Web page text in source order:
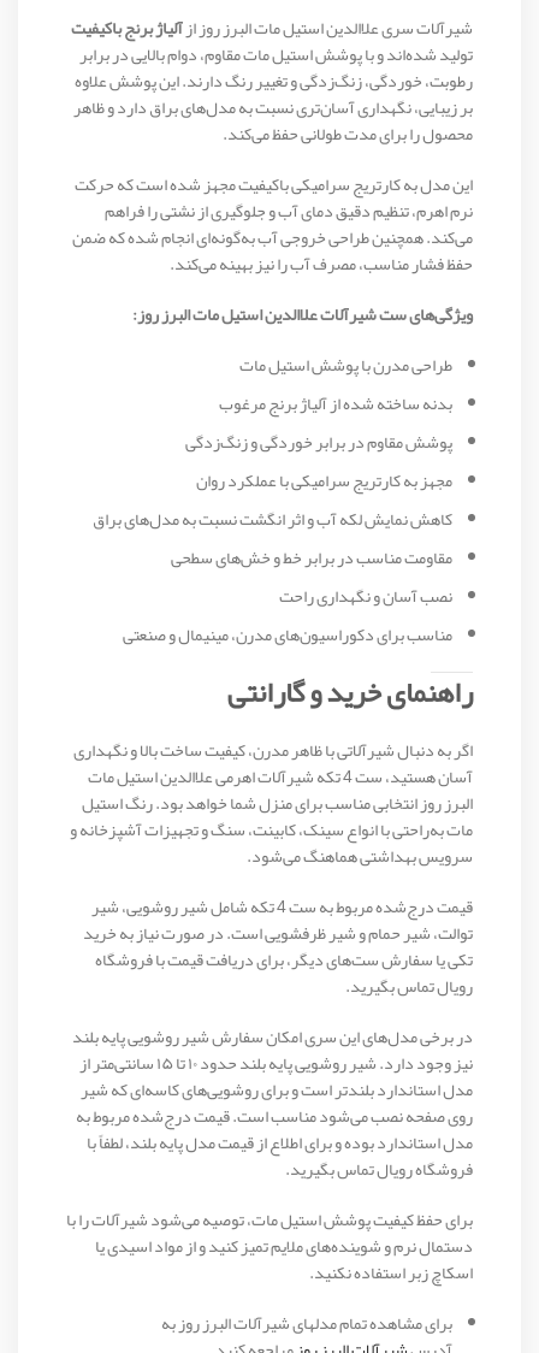
شیرآلات سری علاالدین استیل مات البرز روز ازآلیاژ برنج باکیفیت
تولید شده‌اند و با پوشش استیل مات مقاوم، دوام بالایی در برابر
رطوبت، خوردگی، زنگ‌زدگی و تغییر رنگ دارند. این پوشش علاوه
بر زیبایی، نگهداری آسان‌تری نسبت به مدل‌های براق دارد و ظاهر
محصول را برای مدت طولانی حفظ می‌کند.
این مدل به کارتریج سرامیکی باکیفیت مجهز شده است که حرکت
نرم اهرم، تنظیم دقیق دمای آب و جلوگیری از نشتی را فراهم
می‌کند. همچنین طراحی خروجی آب به‌گونه‌ای انجام شده که ضمن
حفظ فشار مناسب، مصرف آب را نیز بهینه می‌کند.
ویژگی‌های ست شیرآلات علاالدین استیل مات البرز روز:
طراحی مدرن با پوشش استیل مات
بدنه ساخته شده از آلیاژ برنج مرغوب
پوشش مقاوم در برابر خوردگی و زنگ‌زدگی
مجهز به کارتریج سرامیکی با عملکرد روان
کاهش نمایش لکه آب و اثر انگشت نسبت به مدل‌های براق
مقاومت مناسب در برابر خط و خش‌های سطحی
نصب آسان و نگهداری راحت
مناسب برای دکوراسیون‌های مدرن، مینیمال و صنعتی
راهنمای خرید و گارانتی
اگر به دنبال شیرآلاتی با ظاهر مدرن، کیفیت ساخت بالا و نگهداری
آسان هستید، ست 4 تکه شیرآلات اهرمی علاالدین استیل مات
البرز روز انتخابی مناسب برای منزل شما خواهد بود. رنگ استیل
مات به‌راحتی با انواع سینک، کابینت، سنگ و تجهیزات آشپزخانه و
سرویس بهداشتی هماهنگ می‌شود.
قیمت درج‌شده مربوط به ست 4 تکه شامل شیر روشویی، شیر
توالت، شیر حمام و شیر ظرفشویی است. در صورت نیاز به خرید
تکی یا سفارش ست‌های دیگر، برای دریافت قیمت با فروشگاه
رویال تماس بگیرید.
در برخی مدل‌های این سری امکان سفارش شیر روشویی پایه بلند
نیز وجود دارد. شیر روشویی پایه بلند حدود ۱۰ تا ۱۵ سانتی‌متر از
مدل استاندارد بلندتر است و برای روشویی‌های کاسه‌ای که شیر
روی صفحه نصب می‌شود مناسب است. قیمت درج‌شده مربوط به
مدل استاندارد بوده و برای اطلاع از قیمت مدل پایه بلند، لطفاً با
فروشگاه رویال تماس بگیرید.
برای حفظ کیفیت پوشش استیل مات، توصیه می‌شود شیرآلات را با
دستمال نرم و شوینده‌های ملایم تمیز کنید و از مواد اسیدی یا
اسکاچ زبر استفاده نکنید.
برای مشاهده تمام مدلهای شیرآلات البرز روز به